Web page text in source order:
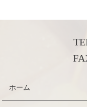
ホーム